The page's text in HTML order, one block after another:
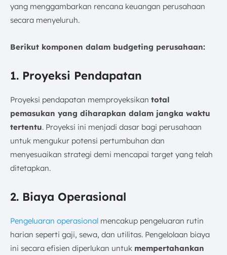
yang menggambarkan rencana keuangan perusahaan
secara menyeluruh.
Berikut komponen dalam budgeting perusahaan:
1. Proyeksi Pendapatan
Proyeksi pendapatan memproyeksikan total
pemasukan yang diharapkan dalam jangka waktu
tertentu. Proyeksi ini menjadi dasar bagi perusahaan
untuk mengukur potensi pertumbuhan dan
menyesuaikan strategi demi mencapai target yang telah
ditetapkan.
2. Biaya Operasional
Pengeluaran operasional mencakup pengeluaran rutin
harian seperti gaji, sewa, dan utilitas. Pengelolaan biaya
ini secara efisien diperlukan untuk mempertahankan